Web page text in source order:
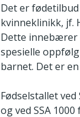
Det er
kvinneklinikk, jf.
Dette innebærer
spesielle
barnet. Det er
Fødselstallet
og ved SSA